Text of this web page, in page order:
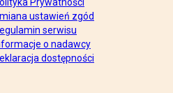
ustawień zgód
serwisu
o nadawcy
dostępności